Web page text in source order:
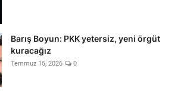
Barış Boyun: PKK yetersiz, yeni örgüt
kuracağız
Temmuz 15, 2026 0